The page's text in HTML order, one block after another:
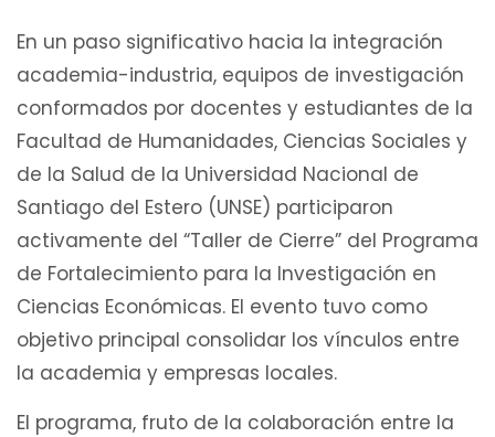
En un paso significativo hacia la integración
academia-industria, equipos de investigación
conformados por docentes y estudiantes de la
Facultad de Humanidades, Ciencias Sociales y
de la Salud de la Universidad Nacional de
Santiago del Estero (UNSE) participaron
activamente del “Taller de Cierre” del Programa
de Fortalecimiento para la Investigación en
Ciencias Económicas. El evento tuvo como
objetivo principal consolidar los vínculos entre
la academia y empresas locales.
El programa, fruto de la colaboración entre la